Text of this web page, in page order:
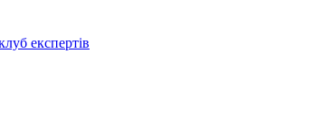
експертів